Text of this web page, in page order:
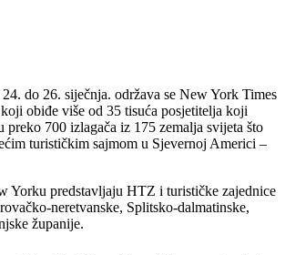
do 26. siječnja. održava se New York Times
obiđe više od 35 tisuća posjetitelja koji
preko 700 izlagača iz 175 zemalja svijeta što
turističkim sajmom u Sjevernoj Americi –
Yorku predstavljaju HTZ i turističke zajednice
neretvanske, Splitsko-dalmatinske,
županije.